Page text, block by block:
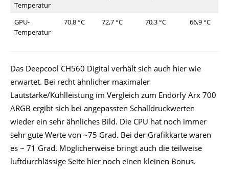
Temperatur
GPU-
Temperatur
70.8 °C 72,7 °C 70,3 °C 66,9 °C
Das Deepcool CH560 Digital verhält sich auch hier wie
erwartet. Bei recht ähnlicher maximaler
Lautstärke/Kühlleistung im Vergleich zum Endorfy Arx 700
ARGB ergibt sich bei angepassten Schalldruckwerten
wieder ein sehr ähnliches Bild. Die CPU hat noch immer
sehr gute Werte von ~75 Grad. Bei der Grafikkarte waren
es ~ 71 Grad. Möglicherweise bringt auch die teilweise
luftdurchlässige Seite hier noch einen kleinen Bonus.